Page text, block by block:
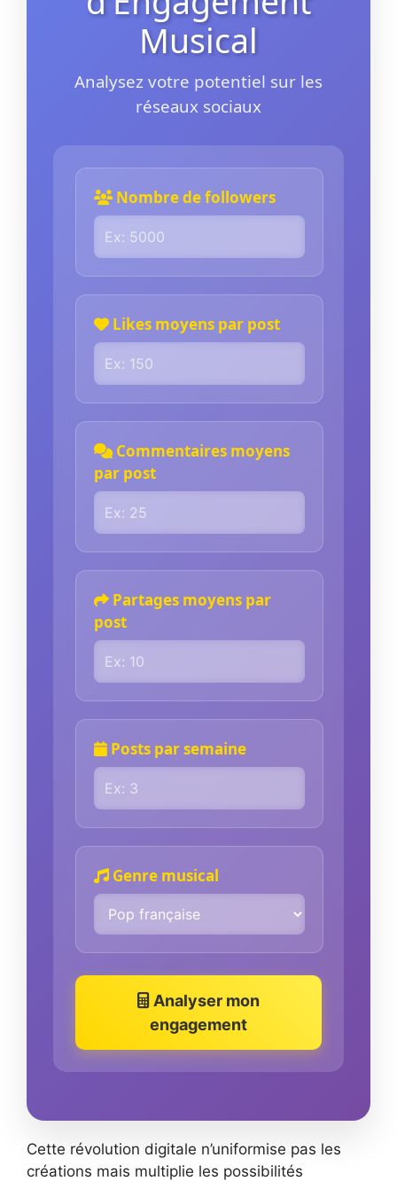
Musical
Analysez votre potentiel sur les
réseaux sociaux
Nombre de followers
Likes moyens par post
Commentaires moyens
par post
Partages moyens par
post
Posts par semaine
Genre musical
Analyser mon
engagement
Cette révolution digitale n’uniformise pas les
créations mais multiplie les possibilités